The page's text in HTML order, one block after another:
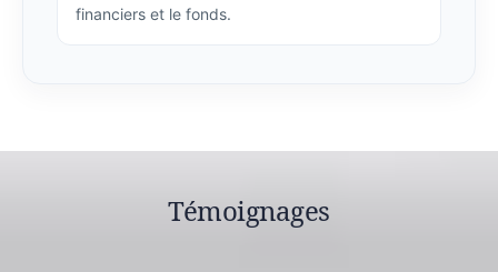
financiers et le fonds.
Témoignages